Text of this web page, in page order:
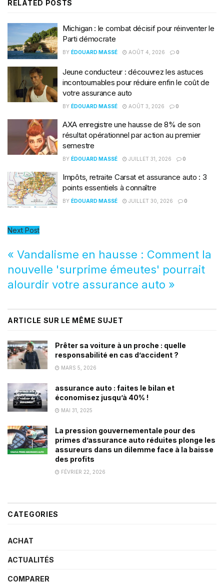
RELATED POSTS
Michigan : le combat décisif pour réinventer le
Parti démocrate
BY ÉDOUARD MASSÉ AOÛT 4, 2026 0
Jeune conducteur : découvrez les astuces
incontournables pour réduire enfin le coût de
votre assurance auto
BY ÉDOUARD MASSÉ AOÛT 3, 2026 0
AXA enregistre une hausse de 8% de son
résultat opérationnel par action au premier
semestre
BY ÉDOUARD MASSÉ JUILLET 31, 2026 0
Impôts, retraite Carsat et assurance auto : 3
points essentiels à connaître
BY ÉDOUARD MASSÉ JUILLET 30, 2026 0
Next Post
« Vandalisme en hausse : Comment la
nouvelle 'surprime émeutes' pourrait
alourdir votre assurance auto »
ARTICLE SUR LE MÊME SUJET
Prêter sa voiture à un proche : quelle
responsabilité en cas d’accident ?
MARS 5, 2026
assurance auto : faites le bilan et
économisez jusqu’à 40% !
MAI 31, 2025
La pression gouvernementale pour des
primes d’assurance auto réduites plonge les
assureurs dans un dilemme face à la baisse
des profits
FÉVRIER 22, 2026
CATEGORIES
ACHAT
ACTUALITÉS
COMPARER